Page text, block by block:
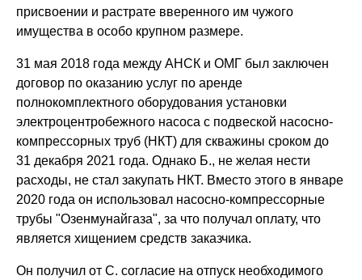
присвоении и растрате вверенного им чужого
имущества в особо крупном размере.
31 мая 2018 года между АНСК и ОМГ был заключен
договор по оказанию услуг по аренде
полнокомплектного оборудования установки
электроцентробежного насоса с подвеской насосно-
компрессорных труб (НКТ) для скважины сроком до
31 декабря 2021 года. Однако Б., не желая нести
расходы, не стал закупать НКТ. Вместо этого в январе
2020 года он использовал насосно-компрессорные
трубы "Озенмунайгаза", за что получал оплату, что
является хищением средств заказчика.
Он получил от С. согласие на отпуск необходимого